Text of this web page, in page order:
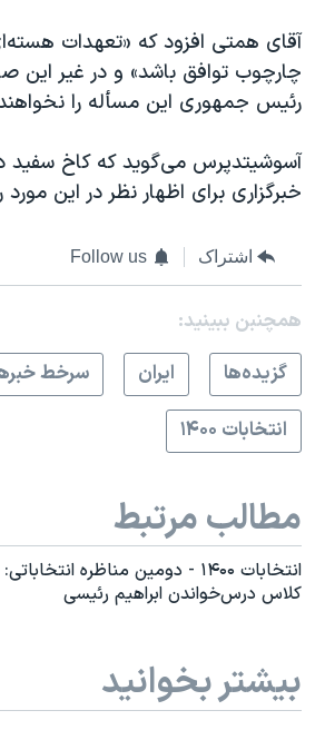
آقای همتی افزود که «تعهدات
چارچوب توافق باشد» و در غیر این
رئیس جمهوری این مسأله را
آسوشیتدپرس می‌گوید که کاخ سفید
خبرگزاری برای اظهار نظر در این
اشتراک Follow us
همچنبن ببینید:
گزيده‌ها
ايران
سرخط
انتخابات ۱۴۰۰
مطالب مرتبط
کلاس درس‌خواندن ابراهیم رئیسی
بیشتر بخوانید